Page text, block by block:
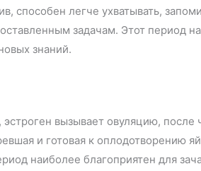
способен легче ухватывать,
задачам. Этот период
знаний.
вызывает овуляцию, после
и готовая к оплодотворению
наиболее благоприятен для